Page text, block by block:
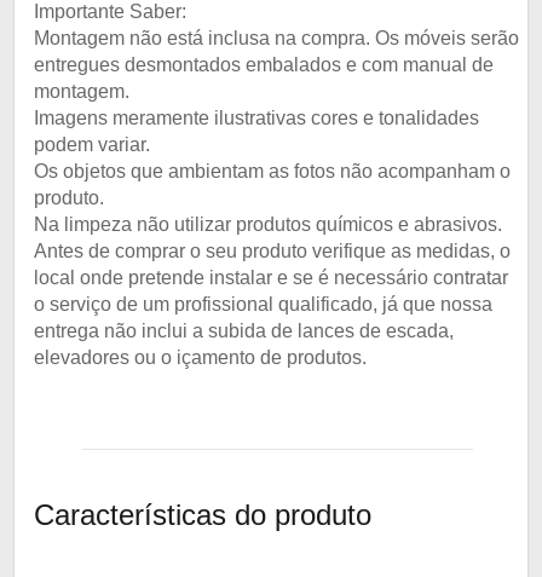
Importante Saber:
Montagem não está inclusa na compra. Os móveis serão
entregues desmontados embalados e com manual de
montagem.
Imagens meramente ilustrativas cores e tonalidades
podem variar.
Os objetos que ambientam as fotos não acompanham o
produto.
Na limpeza não utilizar produtos químicos e abrasivos.
Antes de comprar o seu produto verifique as medidas, o
local onde pretende instalar e se é necessário contratar
o serviço de um profissional qualificado, já que nossa
entrega não inclui a subida de lances de escada,
elevadores ou o içamento de produtos.
Características do produto